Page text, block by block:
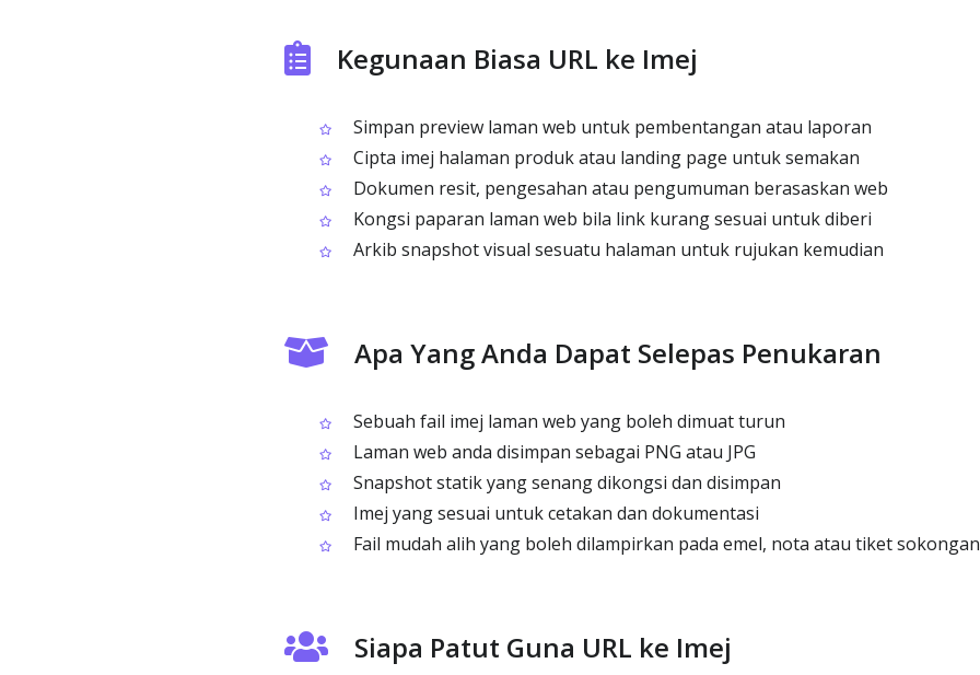
Kegunaan Biasa URL ke Imej
Simpan preview laman web untuk pembentangan atau laporan
Cipta imej halaman produk atau landing page untuk semakan
Dokumen resit, pengesahan atau pengumuman berasaskan web
Kongsi paparan laman web bila link kurang sesuai untuk diberi
Arkib snapshot visual sesuatu halaman untuk rujukan kemudian
Apa Yang Anda Dapat Selepas Penukaran
Sebuah fail imej laman web yang boleh dimuat turun
Laman web anda disimpan sebagai PNG atau JPG
Snapshot statik yang senang dikongsi dan disimpan
Imej yang sesuai untuk cetakan dan dokumentasi
Fail mudah alih yang boleh dilampirkan pada emel, nota atau tiket sokongan
Siapa Patut Guna URL ke Imej